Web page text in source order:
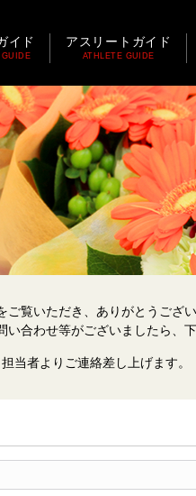
イド
GUIDE
アスリートガイド
ATHLETE GUIDE
ご覧いただき、ありがとうござい
合わせ等がございましたら、
当者よりご連絡差し上げます。